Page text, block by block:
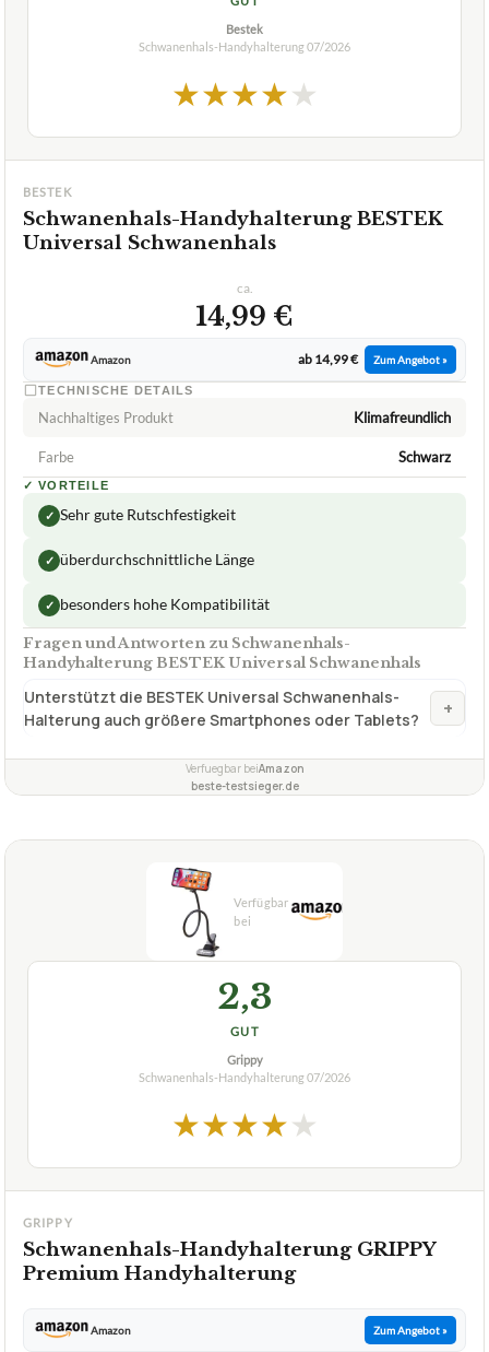
Bestek
Schwanenhals-Handyhalterung07/2026
★★★★★
BESTEK
Schwanenhals-Handyhalterung BESTEK
Universal Schwanenhals
ca.
14,99 €
Amazon ab 14,99 € Zum Angebot »
TECHNISCHE DETAILS
Nachhaltiges Produkt Klimafreundlich
Farbe Schwarz
✓ VORTEILE
✓ Sehr gute Rutschfestigkeit
✓ überdurchschnittliche Länge
✓ besonders hohe Kompatibilität
Fragen und Antworten zu Schwanenhals-
Handyhalterung BESTEK Universal Schwanenhals
Unterstützt die BESTEK Universal Schwanenhals-
Halterung auch größere Smartphones oder Tablets?
+
Verfuegbar beiAmazon
beste-testsieger.de
2,3
GUT
Grippy
Schwanenhals-Handyhalterung07/2026
★★★★★
GRIPPY
Schwanenhals-Handyhalterung GRIPPY
Premium Handyhalterung
Amazon Zum Angebot »